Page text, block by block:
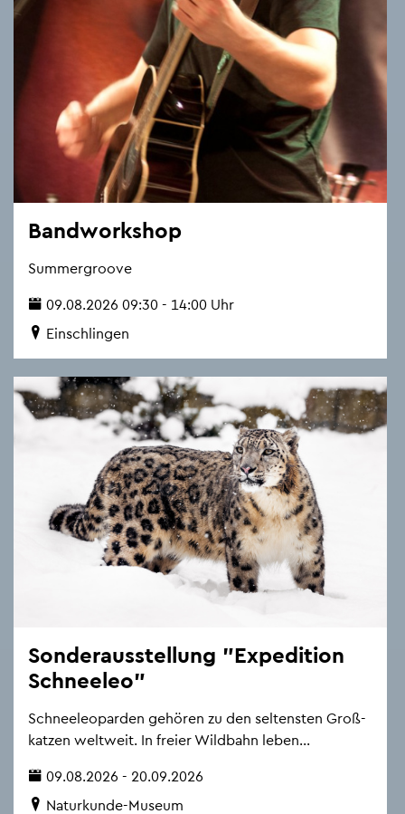
Band­work­shop
Sum­mer­groo­ve
09.08.2026 09:30 - 14:00 Uhr
Ein­schlin­gen
Son­der­aus­stel­lung "Ex­pe­di­ti­on
Schnee­leo"
Schnee­leo­par­den ge­hö­ren zu den sel­tens­ten Gro­ß­
kat­zen welt­weit. In frei­er Wild­bahn leben...
09.08.2026 - 20.09.2026
Na­tur­kun­de-Mu­se­um